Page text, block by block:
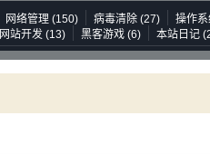
网络管理 (150) 病毒清除 (27)
操作
网站开发 (13) 黑客游戏 (6) 本站日记